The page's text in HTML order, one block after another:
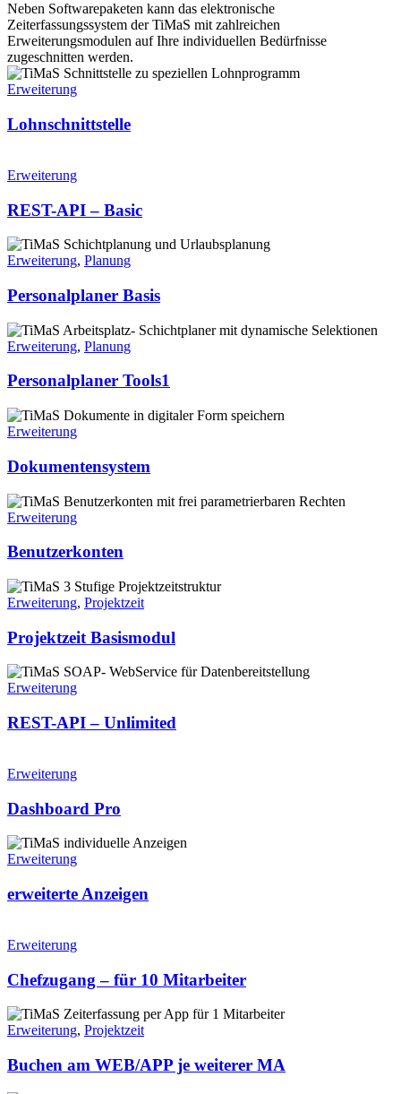
Neben Softwarepaketen kann das elektronische
Zeiterfassungssystem der TiMaS mit zahlreichen
Erweiterungsmodulen auf Ihre individuellen Bedürfnisse
zugeschnitten werden.
Erweiterung
Lohnschnittstelle
Erweiterung
REST-API – Basic
Erweiterung, Planung
Personalplaner Basis
Erweiterung, Planung
Personalplaner Tools1
Erweiterung
Dokumentensystem
Erweiterung
Benutzerkonten
Erweiterung, Projektzeit
Projektzeit Basismodul
Erweiterung
REST-API – Unlimited
Erweiterung
Dashboard Pro
Erweiterung
erweiterte Anzeigen
Erweiterung
Chefzugang – für 10 Mitarbeiter
Erweiterung, Projektzeit
Buchen am WEB/APP je weiterer MA